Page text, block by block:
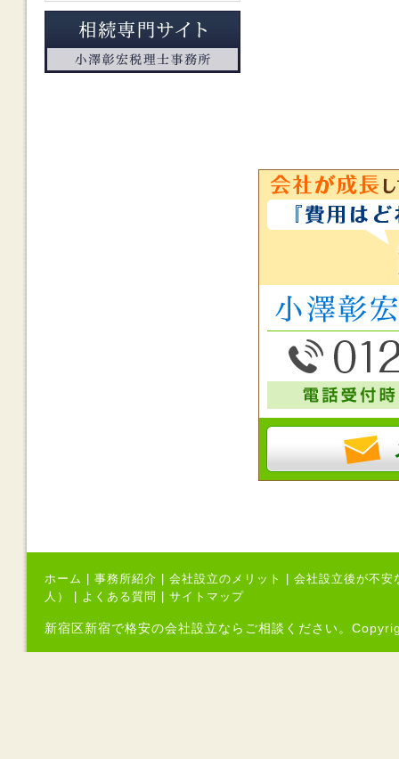
ホーム 事務所紹介 会社設立のメリット
会社設立後が不安
人）
よくある質問 サイトマップ
新宿区新宿で格安の会社設立ならご相談ください。